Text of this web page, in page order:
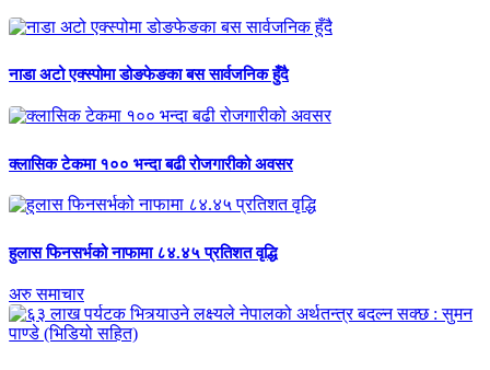
नाडा अटो एक्स्पोमा डोङफेङका बस सार्वजनिक हुँदै
क्लासिक टेकमा १०० भन्दा बढी रोजगारीको अवसर
हुलास फिनसर्भको नाफामा ८४.४५ प्रतिशत वृद्धि
अरु समाचार